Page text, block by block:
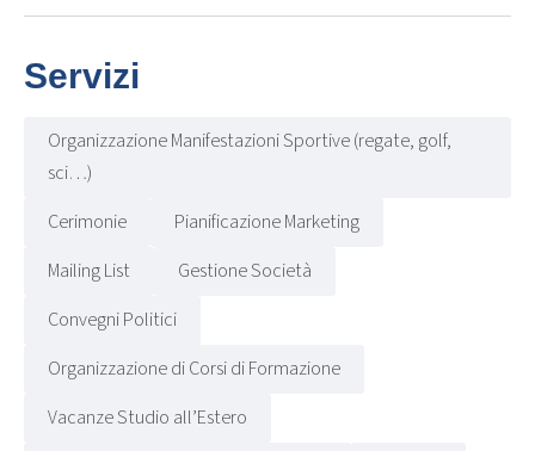
Servizi
Organizzazione Manifestazioni Sportive (regate, golf,
sci…)
Cerimonie
Pianificazione Marketing
Mailing List
Gestione Società
Convegni Politici
Organizzazione di Corsi di Formazione
Vacanze Studio all’Estero